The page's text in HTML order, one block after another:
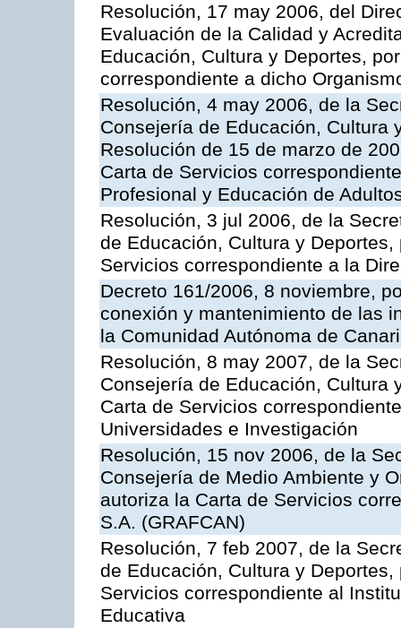
Resolución, 17 may 2006, del
Evaluación de la Calidad y
Educación, Cultura y Deportes,
correspondiente a dicho
Resolución, 4 may 2006, de la
Consejería de Educación, Cultura
Resolución de 15 de marzo de
Carta de Servicios
Profesional y Educación de
Resolución, 3 jul 2006, de la
de Educación, Cultura y
Servicios correspondiente a la
Decreto 161/2006, 8 noviembre,
conexión y mantenimiento de las
la Comunidad Autónoma de
Resolución, 8 may 2007, de la
Consejería de Educación, Cultura
Carta de Servicios
Universidades e Investigación
Resolución, 15 nov 2006, de la
Consejería de Medio Ambiente y
autoriza la Carta de Servicios
S.A. (GRAFCAN)
Resolución, 7 feb 2007, de la
de Educación, Cultura y
Servicios correspondiente al
Educativa